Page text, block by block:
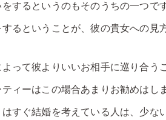
するというのもそのうちの一つです
るということが、彼の貴女への見
って彼よりいいお相手に巡り合う
ィーはこの場合あまりお勧めはし
すぐ結婚を考えている人は、少な